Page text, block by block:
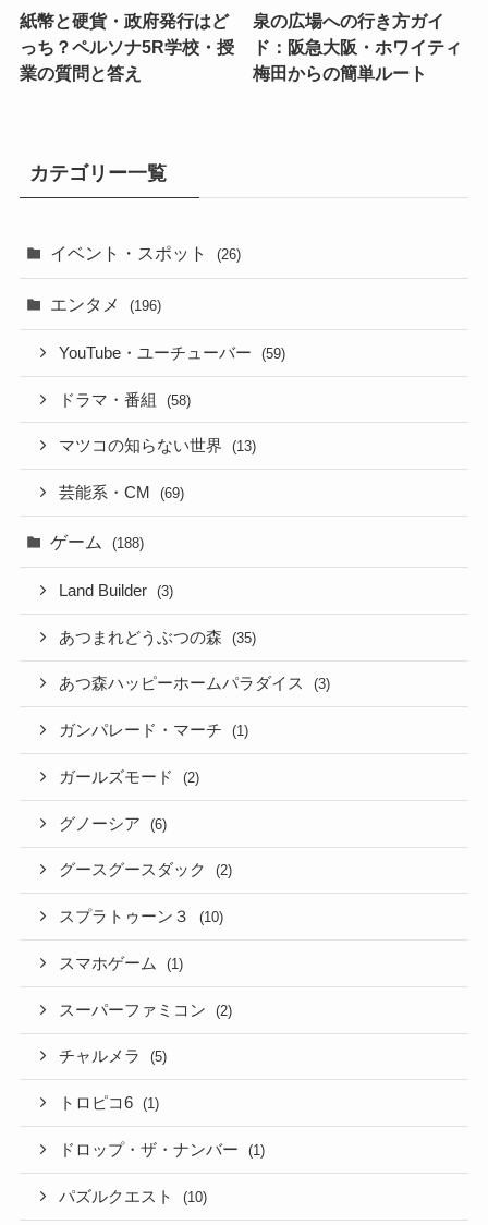
紙幣と硬貨・政府発行はど
っち？ペルソナ5R学校・授
業の質問と答え
泉の広場への行き方ガイ
ド：阪急大阪・ホワイティ
梅田からの簡単ルート
カテゴリー一覧
イベント・スポット (26)
エンタメ (196)
YouTube・ユーチューバー (59)
ドラマ・番組 (58)
マツコの知らない世界 (13)
芸能系・CM (69)
ゲーム (188)
Land Builder (3)
あつまれどうぶつの森 (35)
あつ森ハッピーホームパラダイス (3)
ガンパレード・マーチ (1)
ガールズモード (2)
グノーシア (6)
グースグースダック (2)
スプラトゥーン３ (10)
スマホゲーム (1)
スーパーファミコン (2)
チャルメラ (5)
トロピコ6 (1)
ドロップ・ザ・ナンバー (1)
パズルクエスト (10)